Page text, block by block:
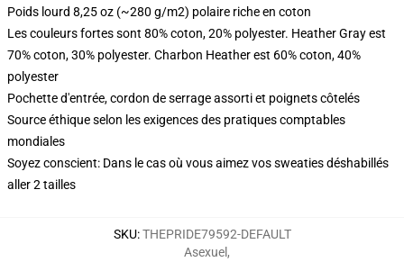
Poids lourd 8,25 oz (~280 g/m2) polaire riche en coton
Les couleurs fortes sont 80% coton, 20% polyester. Heather Gray est
70% coton, 30% polyester. Charbon Heather est 60% coton, 40%
polyester
Pochette d'entrée, cordon de serrage assorti et poignets côtelés
Source éthique selon les exigences des pratiques comptables
mondiales
Soyez conscient: Dans le cas où vous aimez vos sweaties déshabillés
aller 2 tailles
SKU:THEPRIDE79592-DEFAULT
Asexuel ,